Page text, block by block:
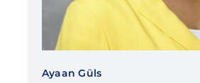
Ayaan Güls